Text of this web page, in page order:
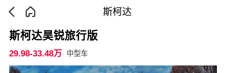
斯柯达
斯柯达昊锐旅行版
29.98-33.48万 中型车